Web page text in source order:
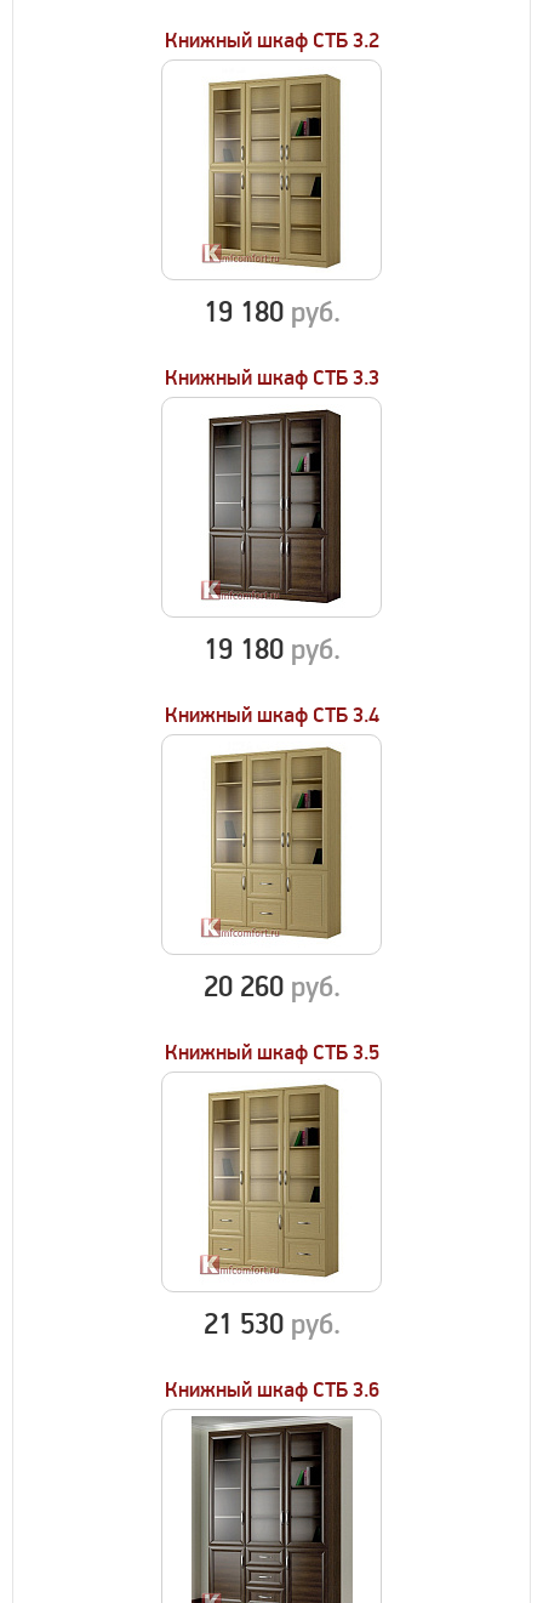
Книжный шкаф СТБ 3.2
19 180 руб.
Книжный шкаф СТБ 3.3
19 180 руб.
Книжный шкаф СТБ 3.4
20 260 руб.
Книжный шкаф СТБ 3.5
21 530 руб.
Книжный шкаф СТБ 3.6